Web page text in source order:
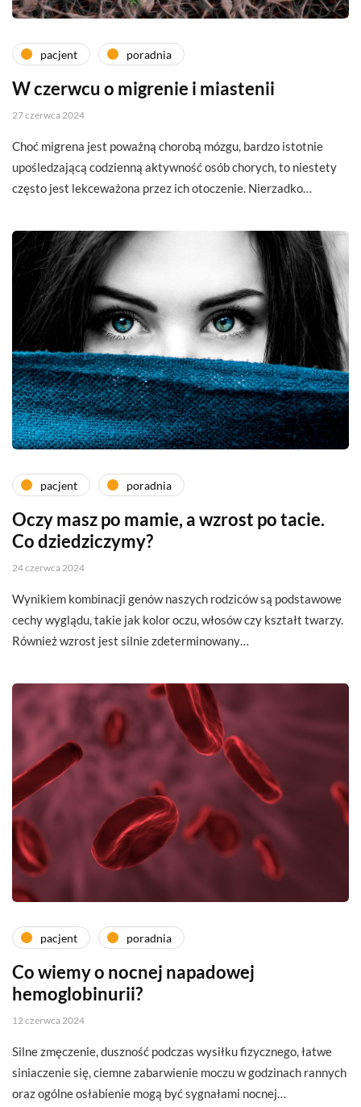
pacjent poradnia
W czerwcu o migrenie i miastenii
27 czerwca 2024
Choć migrena jest poważną chorobą mózgu, bardzo istotnie
upośledzającą codzienną aktywność osób chorych, to niestety
często jest lekceważona przez ich otoczenie. Nierzadko…
pacjent poradnia
Oczy masz po mamie, a wzrost po tacie.
Co dziedziczymy?
24 czerwca 2024
Wynikiem kombinacji genów naszych rodziców są podstawowe
cechy wyglądu, takie jak kolor oczu, włosów czy kształt twarzy.
Również wzrost jest silnie zdeterminowany…
pacjent poradnia
Co wiemy o nocnej napadowej
hemoglobinurii?
12 czerwca 2024
Silne zmęczenie, duszność podczas wysiłku fizycznego, łatwe
siniaczenie się, ciemne zabarwienie moczu w godzinach rannych
oraz ogólne osłabienie mogą być sygnałami nocnej…